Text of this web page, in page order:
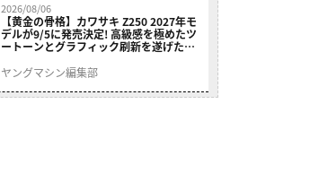
2026/08/06
【黄金の骨格】カワサキ Z250 2027年モ
デルが9/5に発売決定! 高級感を極めたツ
ートーンとグラフィック刷新を遂げた本
ヤングマシン編集部